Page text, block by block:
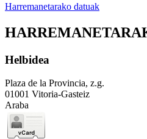
Harremanetarako datuak
Helbidea
Plaza de la Provincia, z.g.
01001 Vitoria-Gasteiz
Araba